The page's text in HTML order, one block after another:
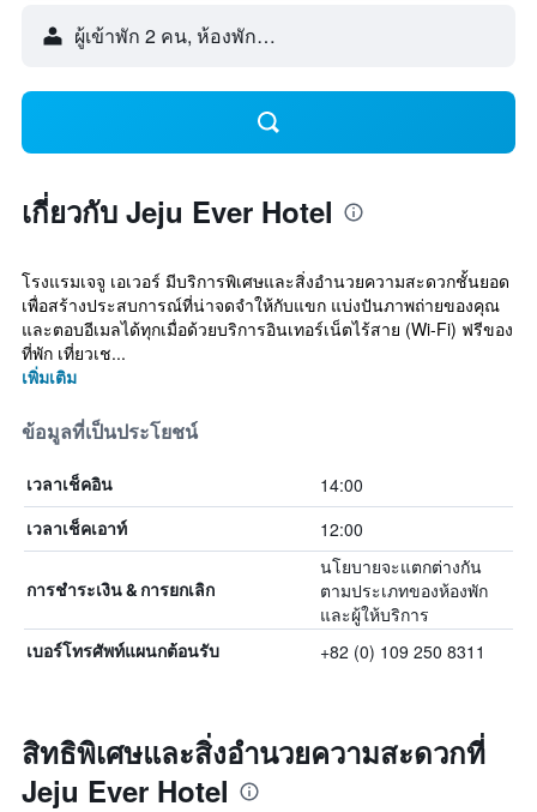
ผู้เข้าพัก 2 คน, ห้องพัก 1 ห้อง
เกี่ยวกับ Jeju Ever Hotel
โรงแรมเจจู เอเวอร์ มีบริการพิเศษและสิ่งอำนวยความสะดวกชั้นยอด
เพื่อสร้างประสบการณ์ที่น่าจดจำให้กับแขก แบ่งปันภาพถ่ายของคุณ
และตอบอีเมลได้ทุกเมื่อด้วยบริการอินเทอร์เน็ตไร้สาย (Wi-Fi) ฟรีของ
ที่พัก เที่ยวเช...
เพิ่มเติม
ข้อมูลที่เป็นประโยชน์
เวลาเช็คอิน 14:00
เวลาเช็คเอาท์ 12:00
การชำระเงิน & การยกเลิก
นโยบายจะแตกต่างกัน
ตามประเภทของห้องพัก
และผู้ให้บริการ
เบอร์โทรศัพท์แผนกต้อนรับ +82 (0) 109 250 8311
สิทธิพิเศษและสิ่งอำนวยความสะดวกที่
Jeju Ever Hotel